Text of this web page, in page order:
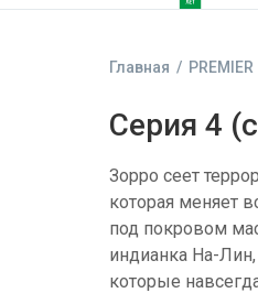
Главная PREMIER
Серия 4
Зорро сеет
которая меняет
под покровом
индианка На-
которые